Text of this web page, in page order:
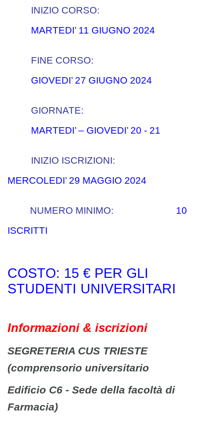
INIZIO CORSO:
MARTEDI’ 11 GIUGNO 2024
FINE CORSO:
GIOVEDI’ 27 GIUGNO 2024
GIORNATE:
MARTEDI’ – GIOVEDI’ 20 - 21
INIZIO ISCRIZIONI:
MERCOLEDI’ 29 MAGGIO 2024
NUMERO MINIMO:
10
ISCRITTI
COSTO: 15 € PER GLI
STUDENTI UNIVERSITARI
Informazioni & iscrizioni
SEGRETERIA CUS TRIESTE
(comprensorio universitario
Edificio C6 - Sede della facoltà di
Farmacia)